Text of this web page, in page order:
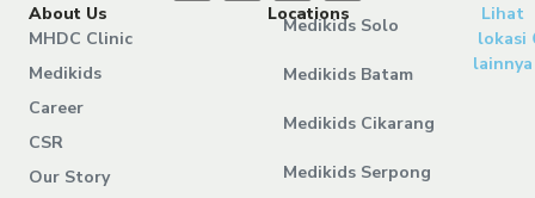
About Us
MHDC Clinic
Medikids
Career
CSR
Our Story
Locations
Medikids Solo
Medikids Batam
Medikids Cikarang
Medikids Serpong
Lihat
lokasi
lainnya